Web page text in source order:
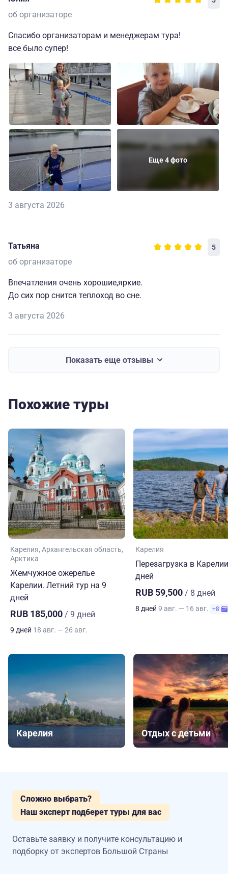
об организаторе
Спасибо организаторам и менеджерам тура!
все было супер!
Еще 4 фото
3 августа 2026
Татьяна 5
об организаторе
Впечатления очень хорошие,яркие.
До сих пор снится теплоход во сне.
3 августа 2026
Показать еще отзывы
Похожие туры
Карелия Архангельская область
Арктика
Жемчужное ожерелье
Карелии. Летний тур на 9
дней
RUB 185,000 / 9 дней
9 дней 18 авг. — 26 авг.
Карелия
Перезагрузка в
дней
RUB 59,500 / 8 дней
8 дней 9 авг. — 16 авг. +8
Карелия Отдых с детьми
Сложно выбрать?
Наш эксперт подберет туры для вас
Оставьте заявку и получите консультацию и
подборку от экспертов Большой Страны